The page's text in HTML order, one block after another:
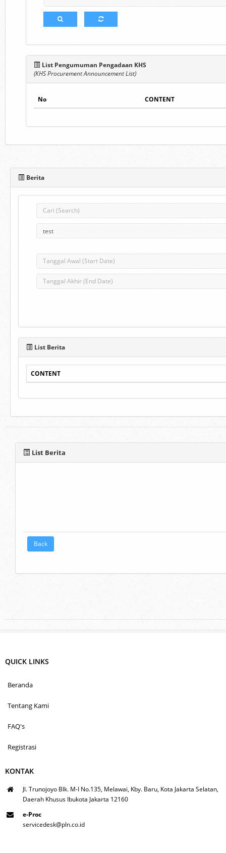
List Pengumuman Pengadaan KHS
(KHS Procurement Announcement List)
No CONTENT
Berita
List Berita
CONTENT
List Berita
Back
QUICK LINKS
Beranda
Tentang Kami
FAQ's
Registrasi
KONTAK
Jl. Trunojoyo Blk. M-I No.135, Melawai, Kby. Baru, Kota Jakarta Selatan,
Daerah Khusus Ibukota Jakarta 12160
e-Proc
servicedesk@pln.co.id